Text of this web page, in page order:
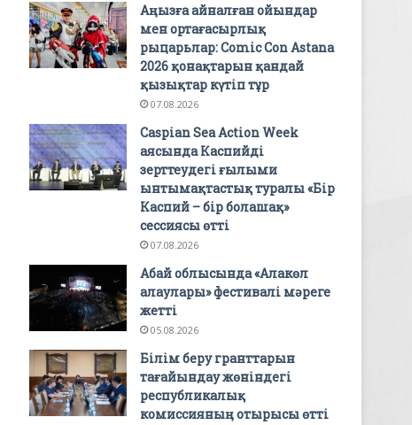
Аңызға айналған ойындар
мен ортағасырлық
рыцарьлар: Comic Con Astana
2026 қонақтарын қандай
қызықтар күтіп тұр
07.08.2026
Caspian Sea Action Week
аясында Каспийді
зерттеудегі ғылыми
ынтымақтастық туралы «Бір
Каспий – бір болашақ»
сессиясы өтті
07.08.2026
Абай облысында «Алакөл
алаулары» фестивалі мәреге
жетті
05.08.2026
Білім беру гранттарын
тағайындау жөніндегі
республикалық
комиссияның отырысы өтті